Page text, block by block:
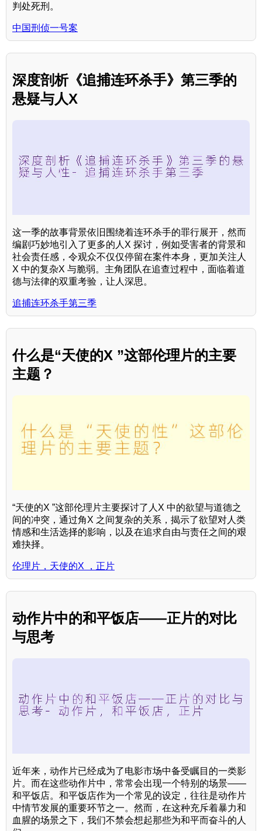
判处死刑。
中国刑侦一号案
深度剖析《追捕连环杀手》第三季的
悬疑与人X
这一季的故事背景依旧围绕着连环杀手的罪行展开，然而
编剧巧妙地引入了更多的人X 探讨，例如受害者的背景和
社会责任感，令观众不仅仅停留在案件本身，更加关注人
X 中的复杂X 与脆弱。主角团队在追查过程中，面临着道
德与法律的双重考验，让人深思。
追捕连环杀手第三季
什么是“天使的X ”这部伦理片的主要
主题？
“天使的X ”这部伦理片主要探讨了人X 中的欲望与道德之
间的冲突，通过角X 之间复杂的关系，揭示了欲望对人类
情感和生活选择的影响，以及在追求自由与责任之间的艰
难抉择。
伦理片，天使的X ，正片
动作片中的和平饭店——正片的对比
与思考
近年来，动作片已经成为了电影市场中备受瞩目的一类影
片。而在这些动作片中，常常会出现一个特别的场景——
和平饭店。和平饭店作为一个常见的设定，往往是动作片
中情节发展的重要环节之一。然而，在这种充斥着暴力和
血腥的场景之下，我们不禁会想起那些为和平而奋斗的人